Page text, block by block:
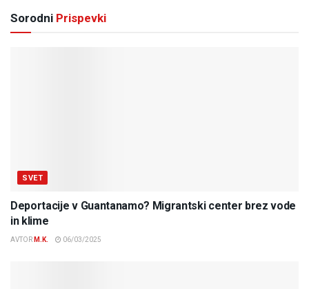
Sorodni Prispevki
SVET
Deportacije v Guantanamo? Migrantski center brez vode
in klime
AVTOR M.K. 06/03/2025